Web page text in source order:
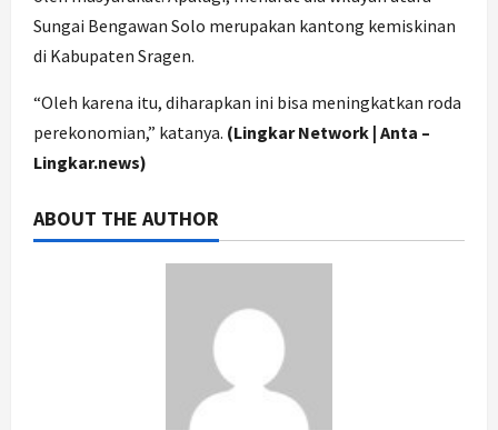
Sungai Bengawan Solo merupakan kantong kemiskinan
di Kabupaten Sragen.
“Oleh karena itu, diharapkan ini bisa meningkatkan roda
perekonomian,” katanya. (Lingkar Network | Anta –
Lingkar.news)
ABOUT THE AUTHOR